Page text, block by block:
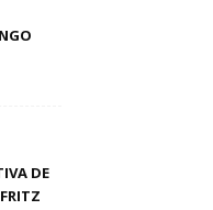
DE